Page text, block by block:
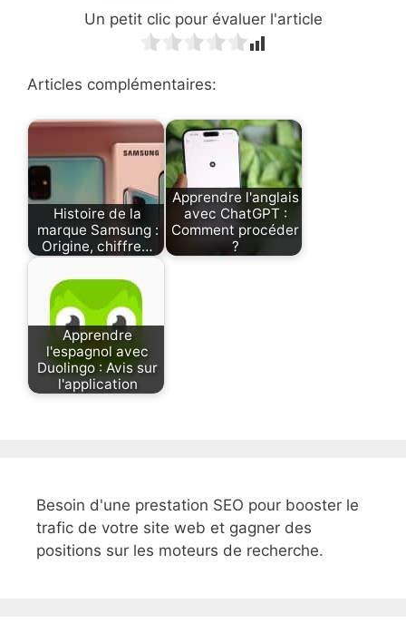
Un petit clic pour évaluer l'article
Articles complémentaires:
Histoire de la
marque Samsung :
Origine, chiffre…
Apprendre l'anglais
avec ChatGPT :
Comment procéder
?
Apprendre
l'espagnol avec
Duolingo : Avis sur
l'application
Besoin d'une prestation SEO pour booster le
trafic de votre site web et gagner des
positions sur les moteurs de recherche.